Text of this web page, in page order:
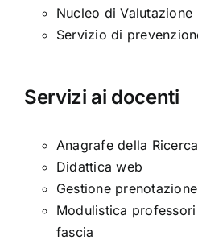
Nucleo di Valutazione
Servizio di
Servizi ai docenti
Anagrafe della
Didattica web
Gestione
Modulistica
fascia